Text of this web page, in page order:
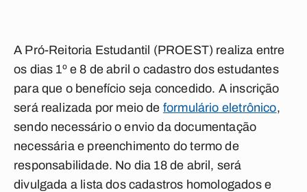
A Pró-Reitoria Estudantil (PROEST) realiza entre
os dias 1º e 8 de abril o cadastro dos estudantes
para que o benefício seja concedido. A inscrição
será realizada por meio de formulário eletrônico,
sendo necessário o envio da documentação
necessária e preenchimento do termo de
responsabilidade. No dia 18 de abril, será
divulgada a lista dos cadastros homologados e